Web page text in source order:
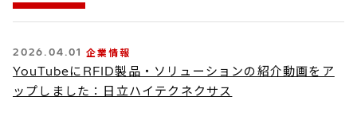
2026.04.01 企業情報
YouTubeにRFID製品・ソリューションの紹介動画をア
ップしました：日立ハイテクネクサス